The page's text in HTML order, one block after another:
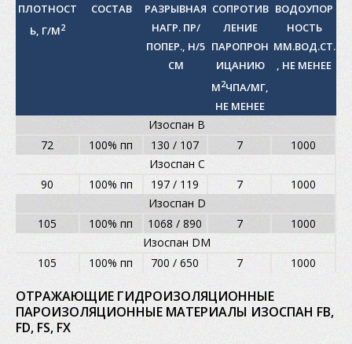
ПЛОТНОСТ
Ь, Г/М2
СОСТАВ
РАЗРЫВНАЯ
НАГР. ПР/
ПОПЕР., Н/5
СМ
СОПРОТИВ
ЛЕНИЕ
ПАРОПРОН
ИЦАНИЮ
М2ЧПА/МГ,
НЕ МЕНЕЕ
ВОДОУПОР
НОСТЬ
ММ.ВОД.СТ.
, НЕ МЕНЕЕ
Изоспан В
72
100% пп 130 / 107 7
1000
Изоспан С
90
100% пп 197 / 119 7
1000
Изоспан D
105
100% пп 1068 / 890 7
1000
Изоспан DM
105
100% пп 700 / 650 7 1000
ОТРАЖАЮЩИЕ ГИДРОИЗОЛЯЦИОННЫЕ
ПАРОИЗОЛЯЦИОННЫЕ МАТЕРИАЛЫ ИЗОСПАН FB,
FD, FS, FX